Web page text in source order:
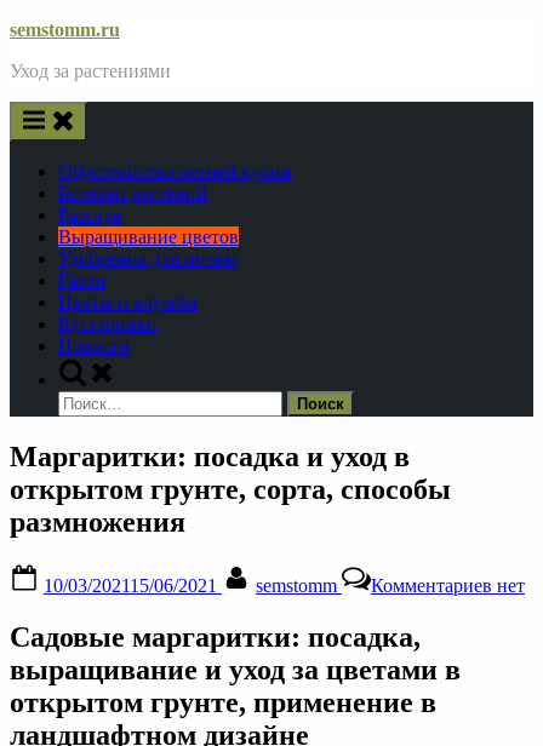
Skip
content
semstomm.ru
Уход за растениями
Обустройство летней кухни
Болезни растений
Рассада
Выращивание цветов
Удобрения для почвы
Газон
Цветы и клумбы
Кустарники
Новости
Toggle
search
form
Найти:
Маргаритки: посадка и уход в
открытом грунте, сорта, способы
размножения
on
10/03/202115/06/2021 semstomm Комментариев нет
Садовые маргаритки: посадка,
выращивание и уход за цветами в
открытом грунте, применение в
ландшафтном дизайне